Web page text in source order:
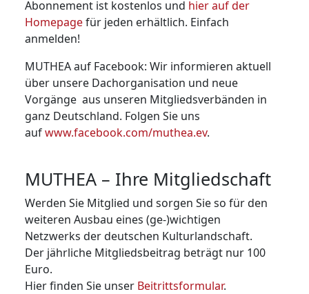
Abonnement ist kostenlos und hier auf der
Homepagefür jeden erhältlich. Einfach
anmelden!
MUTHEA auf Facebook: Wir informieren aktuell
über unsere Dachorganisation und neue
Vorgänge aus unseren Mitglieds­verbänden in
ganz Deutschland. Folgen Sie uns
aufwww.facebook.com/muthea.ev.
MUTHEA – Ihre Mitgliedschaft
Werden Sie Mitglied und sorgen Sie so für den
weiteren Ausbau eines (ge-)wichtigen
Netzwerks der deutschen Kulturland­schaft.
Der jährliche Mitgliedsbeitrag beträgt nur 100
Euro.
Hier finden Sie unser Beitrittsformular.